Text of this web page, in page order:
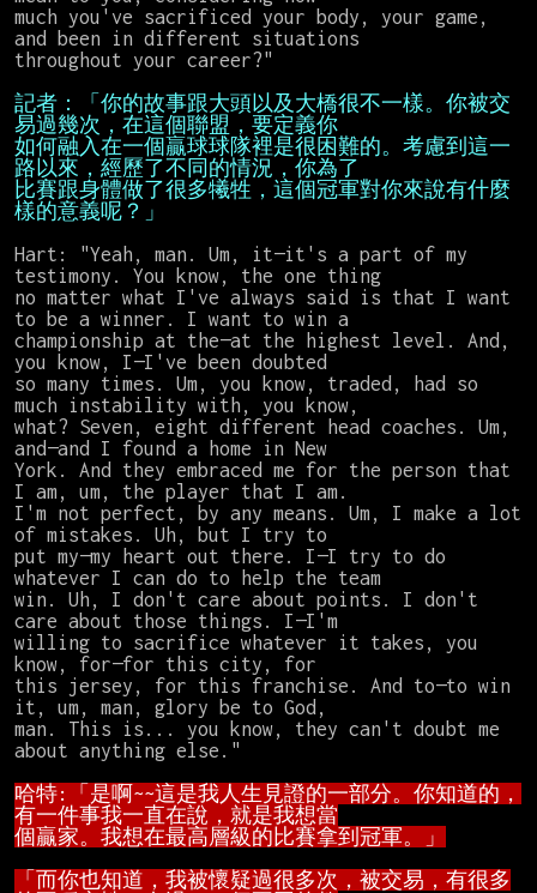
much you've sacrificed your body, your game,
and been in different situations
throughout your career?"
記者：「你的故事跟大頭以及大橋很不一樣。你被交
如何融入在一個贏球球隊裡是很困難的。考慮到這一
比賽跟身體做了很多犧牲，這個冠軍對你來說有什麼
樣的意義呢？」
Hart: "Yeah, man. Um, it—it's a part of my
testimony. You know, the one thing
no matter what I've always said is that I want
to be a winner. I want to win a
championship at the—at the highest level. And,
you know, I—I've been doubted
so many times. Um, you know, traded, had so
much instability with, you know,
what? Seven, eight different head coaches. Um,
and—and I found a home in New
York. And they embraced me for the person that
I am, um, the player that I am.
I'm not perfect, by any means. Um, I make a lot
of mistakes. Uh, but I try to
put my—my heart out there. I—I try to do
whatever I can do to help the team
win. Uh, I don't care about points. I don't
care about those things. I—I'm
willing to sacrifice whatever it takes, you
know, for—for this city, for
this jersey, for this franchise. And to—to win
it, um, man, glory be to God,
man. This is... you know, they can't doubt me
about anything else."
哈特:「是啊~~這是我人生見證的一部分。你知道的，
個贏家。我想在最高層級的比賽拿到冠軍。」
「而你也知道，我被懷疑過很多次，被交易，有很多